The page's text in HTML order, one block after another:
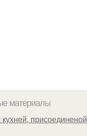
материалы
кухней, присоединеной